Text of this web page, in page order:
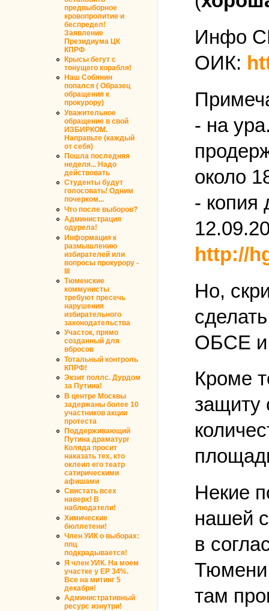
предвыборное
кровопролитие и
беспредел!
Заявление
Президиума ЦК
КПРФ
Крысы бегут с
тонущего корабля!
Наш Собянин
попался ( Образец
обращения к
прокурору)
Уважительное
обращение в свой
ИЗБИРКОМ.
Направьте (каждый
от себя)
Пошла последняя
неделя... Надо
действовать
Студенты будут
голосовать! Одним
почерком...
Что после выборов?
Администрация
одурела!
Информация к
размышлению
избирателей или
вопросы прокурору -
III
Тюменские
коммунисты
требуют пресечь
нарушения
избирательного
законодательства
Участок, прямо
созданный для
вбросов
Тотальный контроль
КПРФ!
Экзит поллс. Дурдом
за Путина!
В центре Москвы
задержаны более 10
участников акции
протеста
Поддерживающий
Путина драматург
Коляда просит
наказать тех, кто
оклеил его театр
сатирическими
афишами
Свистать всех
наверх! В
наблюдатели!
Химические
бюллетени!
Член УИК о выборах:
ппц
подкрадывается!
Я член УИК. На моем
участке у ЕР 34%.
Все на митинг 5
декабря!
Административный
ресурс изнутри!
Инфо
ОИК:
- на
около
- копия
http://
Но,
ОБСЕ и
Кроме
защиту
Некие
нашей
в
Тюмени
там